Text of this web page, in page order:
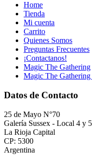
Home
Tienda
Mi cuenta
Carrito
Quienes Somos
Preguntas Frecuentes
¡Contactanos!
Magic The Gathering
Magic The Gathering
Datos de Contacto
25 de Mayo N°70
Galería Sussex - Local 4 y 5
La Rioja Capital
CP: 5300
Argentina